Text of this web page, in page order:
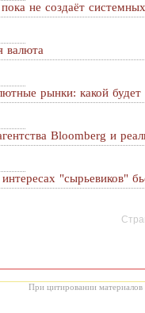
не создаёт
валюта
рынки: какой будет
Bloomberg и
интересах "сырьевиков"
При цитировании материалов